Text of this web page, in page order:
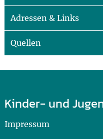
Adressen & Links
Quellen
Kinder- und
Impressum